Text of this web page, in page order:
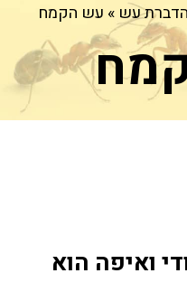
הדברת עש » עש הקמח
ואיפה הוא